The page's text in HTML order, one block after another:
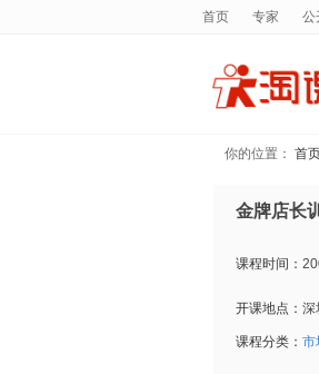
你的位置： 首
金牌店长
课程时间：
开课地点： 深
课程分类： 市
首页 专家 公